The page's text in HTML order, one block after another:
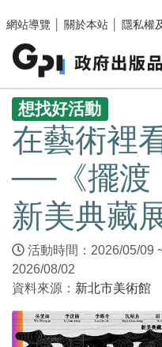
網站導覽
關於本站 隱私權
:::
想找好活動
在藝術裡
──《擺渡
新美典藏
活動時間：2026/05/09
2026/08/02
資料來源： 新北市美術館